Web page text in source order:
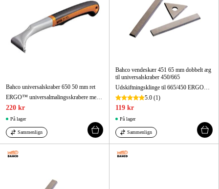
Bahco universalskraber 650 50 mm ret
220 kr
På lager
Sammenlign
Bahco vendeskær 451 65 mm dobbelt æg
til universalskraber 450/665
5.0 (1)
119 kr
På lager
Sammenlign